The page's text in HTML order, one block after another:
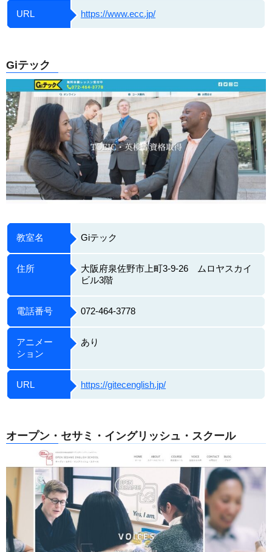
URL https://www.ecc.jp/
Giテック
教室名 Giテック
住所
大阪府泉佐野市上町3-9-26 ムロヤスカイ
ビル3階
電話番号 072-464-3778
アニメー
ション
あり
URL https://gitecenglish.jp/
オープン・セサミ・イングリッシュ・スクール